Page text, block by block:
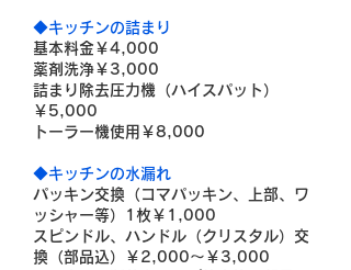
◆キッチンの詰まり
基本料金￥4,000
薬剤洗浄￥3,000
詰まり除去圧力機（ハイスパット）
￥5,000
トーラー機使用￥8,000
◆キッチンの水漏れ
パッキン交換（コマパッキン、上部、ワ
ッシャー等）1枚￥1,000
スピンドル、ハンドル（クリスタル）交
換（部品込）￥2,000～￥3,000